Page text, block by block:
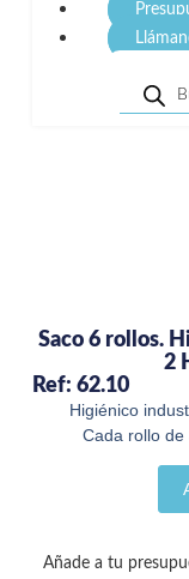
Saco 6 rollos.
2
Ref: 62.10
Higiénico
Cada rollo de
Añade a tu